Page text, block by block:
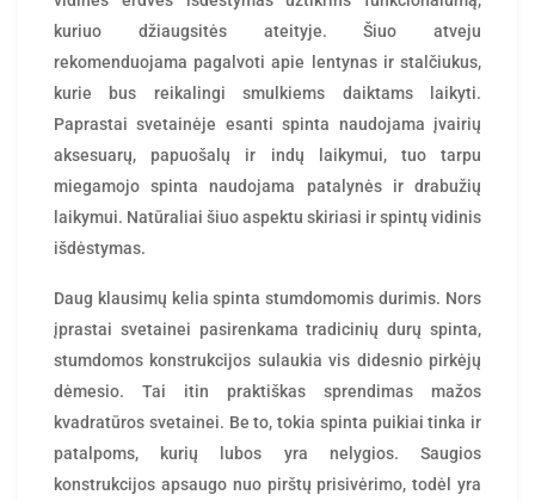
kuriuo džiaugsitės ateityje. Šiuo atveju
rekomenduojama pagalvoti apie lentynas ir stalčiukus,
kurie bus reikalingi smulkiems daiktams laikyti.
Paprastai svetainėje esanti spinta naudojama įvairių
aksesuarų, papuošalų ir indų laikymui, tuo tarpu
miegamojo spinta naudojama patalynės ir drabužių
laikymui. Natūraliai šiuo aspektu skiriasi ir spintų vidinis
išdėstymas.
Daug klausimų kelia spinta stumdomomis durimis. Nors
įprastai svetainei pasirenkama tradicinių durų spinta,
stumdomos konstrukcijos sulaukia vis didesnio pirkėjų
dėmesio. Tai itin praktiškas sprendimas mažos
kvadratūros svetainei. Be to, tokia spinta puikiai tinka ir
patalpoms, kurių lubos yra nelygios. Saugios
konstrukcijos apsaugo nuo pirštų prisivėrimo, todėl yra